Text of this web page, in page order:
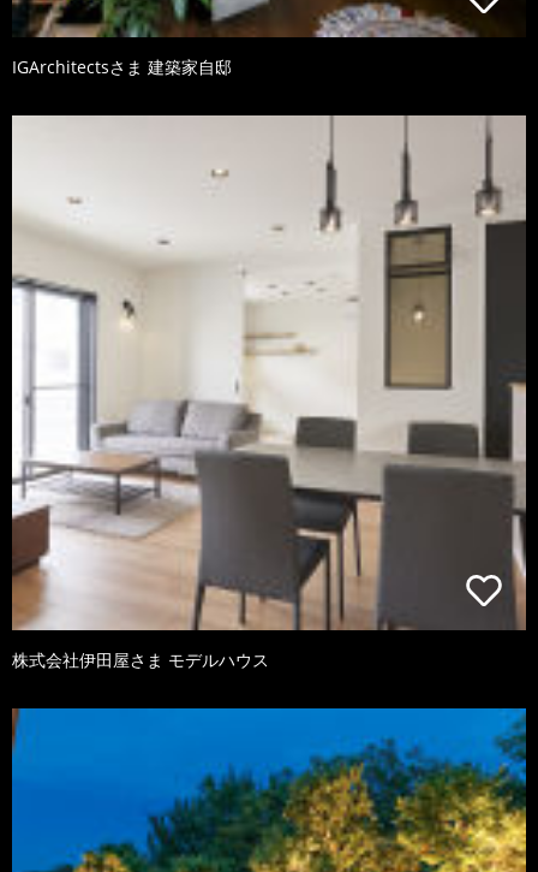
IGArchitectsさま 建築家自邸
株式会社伊田屋さま モデルハウス